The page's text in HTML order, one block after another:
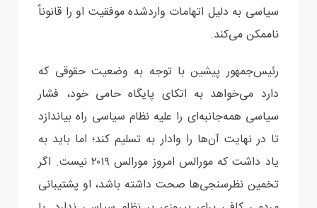
سیاسی به دلیل اتهامات واردشده موفقیت او را قانوناٌ
ناممکن می‌کند.
رئیس‌جمهور پیشین با توجه به وضعیت حقوقی که
دارد می‌خواهد به اتکای پایگاه حامی خود، فشار
سیاسی همه‌جانبه‌ای را علیه نظام سیاسی راه بیاندازد
تا در نهایت آن‌ها را وادار به تسلیم کند؛ اما باید به
یاد داشت که مورالس امروز مورالس ۲۰۱۹ نیست. اگر
تخمین نظرسنجی‌ها صحت داشته باشد، او پشتیبانی